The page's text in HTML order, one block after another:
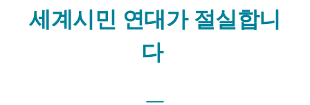
세계시민 연대가 절실합니
다
ㅡ